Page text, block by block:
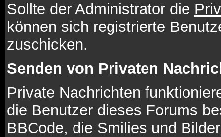
Sollte der Administrator die
können sich registrierte
zuschicken.
Senden von Privaten
Private Nachrichten
die Benutzer dieses Forums
BBCode, die Smilies und